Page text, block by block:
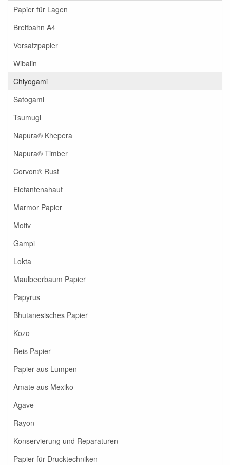
Papier für Lagen
Breitbahn A4
Vorsatzpapier
Wibalin
Chiyogami
Satogami
Tsumugi
Napura® Khepera
Napura® Timber
Corvon® Rust
Elefantenahaut
Marmor Papier
Motiv
Gampi
Lokta
Maulbeerbaum Papier
Papyrus
Bhutanesisches Papier
Kozo
Reis Papier
Papier aus Lumpen
Amate aus Mexiko
Agave
Rayon
Konservierung und Reparaturen
Papier für Drucktechniken